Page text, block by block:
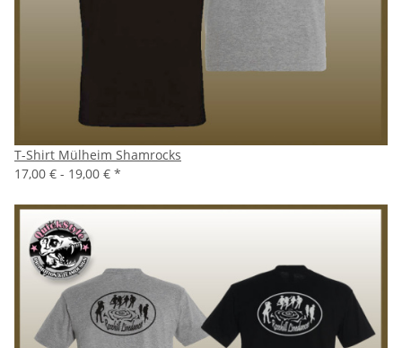
T-Shirt Mülheim Shamrocks
17,00 € - 19,00 € *